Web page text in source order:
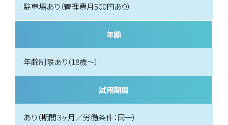
駐車場あり（管理費月500円あり）
年齢
年齢制限あり（18歳～）
試用期間
あり（期間３ヶ月／労働条件：同一）